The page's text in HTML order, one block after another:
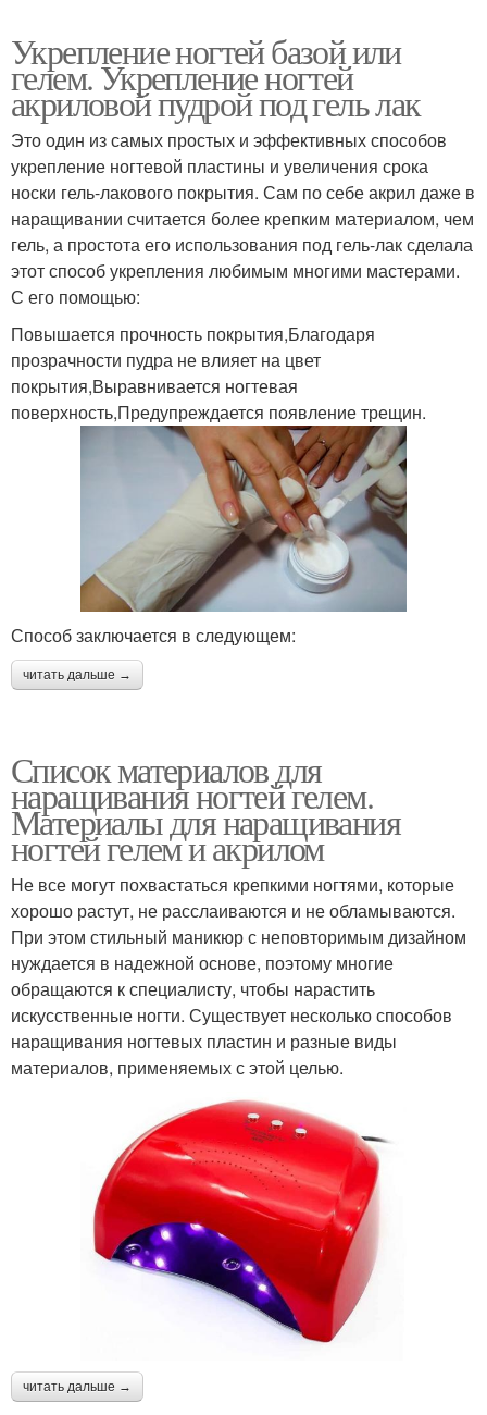
Укрепление ногтей базой или
гелем. Укрепление ногтей
акриловой пудрой под гель лак
Это один из самых простых и эффективных способов
укрепление ногтевой пластины и увеличения срока
носки гель-лакового покрытия. Сам по себе акрил даже в
наращивании считается более крепким материалом, чем
гель, а простота его использования под гель-лак сделала
этот способ укрепления любимым многими мастерами.
С его помощью:
Повышается прочность покрытия,Благодаря
прозрачности пудра не влияет на цвет
покрытия,Выравнивается ногтевая
поверхность,Предупреждается появление трещин.
Способ заключается в следующем:
читать дальше →
Список материалов для
наращивания ногтей гелем.
Материалы для наращивания
ногтей гелем и акрилом
Не все могут похвастаться крепкими ногтями, которые
хорошо растут, не расслаиваются и не обламываются.
При этом стильный маникюр с неповторимым дизайном
нуждается в надежной основе, поэтому многие
обращаются к специалисту, чтобы нарастить
искусственные ногти. Существует несколько способов
наращивания ногтевых пластин и разные виды
материалов, применяемых с этой целью.
читать дальше →